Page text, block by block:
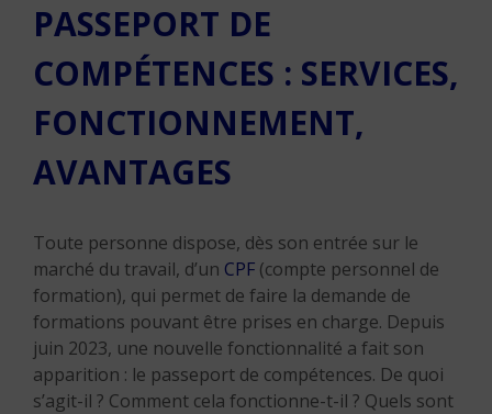
PASSEPORT DE
COMPÉTENCES : SERVICES,
FONCTIONNEMENT,
AVANTAGES
Toute personne dispose, dès son entrée sur le
marché du travail, d’un CPF (compte personnel de
formation), qui permet de faire la demande de
formations pouvant être prises en charge. Depuis
juin 2023, une nouvelle fonctionnalité a fait son
apparition : le passeport de compétences. De quoi
s’agit-il ? Comment cela fonctionne-t-il ? Quels sont